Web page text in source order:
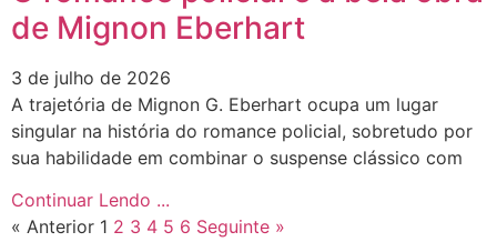
de Mignon Eberhart
3 de julho de 2026
A trajetória de Mignon G. Eberhart ocupa um lugar
singular na história do romance policial, sobretudo por
sua habilidade em combinar o suspense clássico com
Continuar Lendo ...
« Anterior 1 2 3 4 5 6 Seguinte »